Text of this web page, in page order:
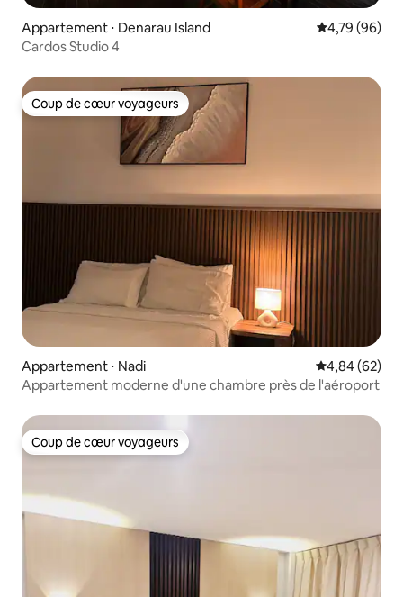
Appartement ⋅ Denarau Island Évaluation
4,79 (96)
Cardos Studio 4
Coup de cœur voyageurs
Coup de cœur voyageurs
Appartement ⋅ Nadi Évaluation
4,84 (62)
Appartement moderne d'une chambre près de l'aéroport
Coup de cœur voyageurs
Coup de cœur voyageurs